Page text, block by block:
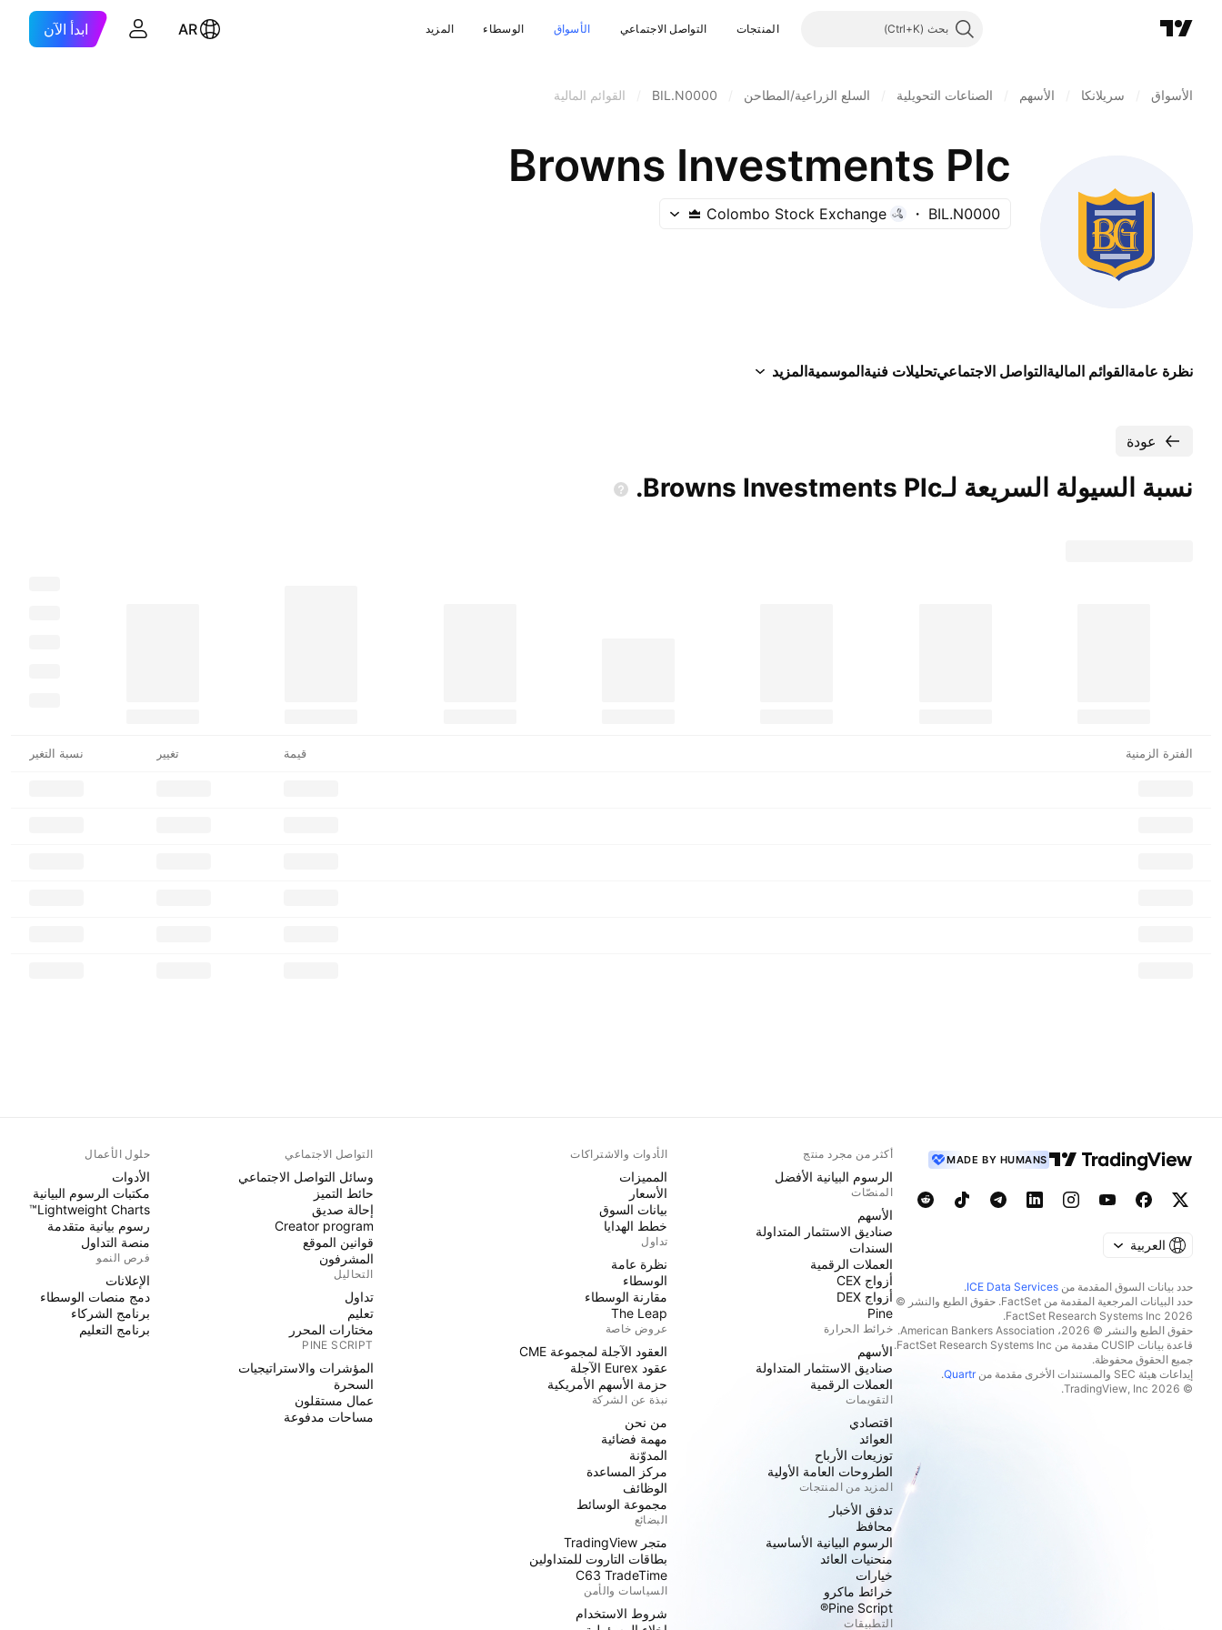
بحث المنتجات التواصل الاجتماعي الأسواق الوسطاء المزيد AR ابدأ الآن
الأسواق سريلانكا الأسهم الصناعات التحويلية السلع الزراعية/المطاحن BIL.N0000 القوائم المالية
Browns Investments Plc
BIL.N0000
Colombo Stock Exchange
نظرة عامةالقوائم الماليةالتواصل الاجتماعيتحليلات فنيةالموسميةالمزيد
عودة
نسبة السيولة السريعة لـ‎Browns InvestmentsPlc‎.
الفترة الزمنية قيمة تغيير نسبة التغير
MADE BY HUMANS
العربية
حدد بيانات السوق المقدمة من ICE Data Services
.
حدد البيانات المرجعية المقدمة من FactSet. حقوق الطبع والنشر ©
2026 FactSet Research Systems Inc.
حقوق الطبع والنشر © 2026، American Bankers Association.
قاعدة بيانات CUSIP مقدمة من FactSet Research Systems Inc.
جميع الحقوق محفوظة.
إيداعات هيئة SEC والمستندات الأخرى مقدمة من
Quartr
.
© 2026 TradingView, Inc.
أكثر من مجرد منتج
الرسوم البيانية الأفضل
المنصّات
الأسهم
صناديق الاستثمار المتداولة
السندات
العملات الرقمية
أزواج CEX
أزواج DEX
Pine
خرائط الحرارة
الأسهم
صناديق الاستثمار المتداولة
العملات الرقمية
التقويمات
اقتصادي
العوائد
توزيعات الأرباح
الطروحات العامة الأولية
المزيد من المنتجات
تدفق الأخبار
محافظ
الرسوم البيانية الأساسية
منحنيات العائد
خيارات
خرائط ماكرو
Pine Script®
التطبيقات
الأدوات والاشتراكات
المميزات
الأسعار
بيانات السوق
خطط الهدايا
تداول
نظرة عامة
الوسطاء
مقارنة الوسطاء
The Leap
عروض خاصة
العقود الآجلة لمجموعة CME
عقود Eurex الآجلة
حزمة الأسهم الأمريكية
نبذة عن الشركة
من نحن
مهمة فضائية
المدوّنة
مركز المساعدة
الوظائف
مجموعة الوسائط
البضائع
متجر TradingView
بطاقات التاروت للمتداولين
C63 TradeTime
السياسات والأمن
شروط الاستخدام
التواصل الاجتماعي
وسائل التواصل الاجتماعي
حائط التميز
إحالة صديق
Creator program
قوانين الموقع
المشرفون
التحاليل
تداول
تعليم
مختارات المحرر
PINE SCRIPT
المؤشرات والاستراتيجيات
السحرة
عمال مستقلون
مساحات مدفوعة
حلول الأعمال
الأدوات
مكتبات الرسوم البيانية
Lightweight Charts™
رسوم بيانية متقدمة
منصة التداول
فرص النمو
الإعلانات
دمج منصات الوسطاء
برنامج الشركاء
برنامج التعليم